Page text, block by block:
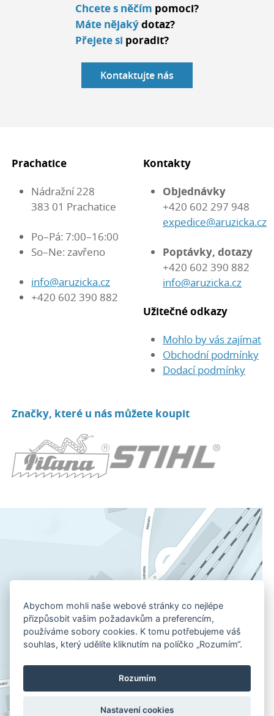
Abychom mohli naše webové stránky co nejlépe
přizpůsobit vašim požadavkům a preferencím,
používáme sobory cookies. K tomu potřebujeme váš
souhlas, který udělíte kliknutím na políčko „Rozumím“.
Rozumím
Nastavení cookies
Chcete s něčím pomoci?
Máte nějakýdotaz?
Přejete si poradit?
Kontaktujte nás
Prachatice
Nádražní 228
383 01 Prachatice
Po–Pá: 7:00–16:00
So–Ne: zavřeno
info@aruzicka.cz
+420 602 390 882
Kontakty
Objednávky
+420 602 297 948
expedice@aruzicka.cz
Poptávky, dotazy
+420 602 390 882
info@aruzicka.cz
Užitečné odkazy
Mohlo by vás zajímat
Obchodní podmínky
Dodací podmínky
Značky, které u nás můžete koupit